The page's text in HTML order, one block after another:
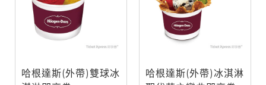
哈根達斯(外帶)雙球冰
哈根達斯(外帶)冰淇淋